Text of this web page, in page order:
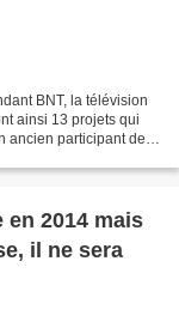
BNT, la télévision
ainsi 13 projets qui
ancien participant de
2014 mais
il ne sera